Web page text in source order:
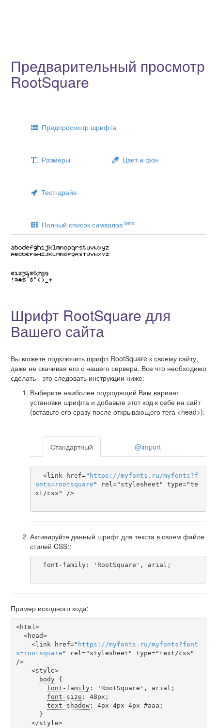
Предварительный просмотр
RootSquare
Предпросмотр шрифта
Размеры Цвет и фон
Тест-драйв
Полный список символов beta
Шрифт RootSquare для
Вашего сайта
Вы можете подключить шрифт RootSquare к своему сайту,
даже не скачивая его с нашего сервера. Все что необходимо
сделать - это следовать инструкции ниже:
Выберите наиболее подходящий Вам вариант
установки шрифта и добавьте этот код к себе на сайт
(вставьте его сразу после открывающего тега <head>):
Стандартный @import
  <link href="
https ://myfonts . ru/myfonts?f
onts=rootsquare " rel="stylesheet" type="te
xt/css" />
Активируйте данный шрифт для текста в своем файле
стилей CSS::
Пример исходного кода:
<html>
    <link href="
https ://myfonts . ru/myfonts?font
s=rootsquare " rel="stylesheet" type="text/css"
/>
body {
font-family: 'RootSquare', arial;
font-size : 48px;
text-shadow: 4px 4px 4px #aaa;